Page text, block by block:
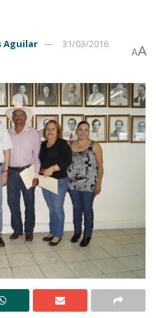
Aguilar
31/03/2016
AA